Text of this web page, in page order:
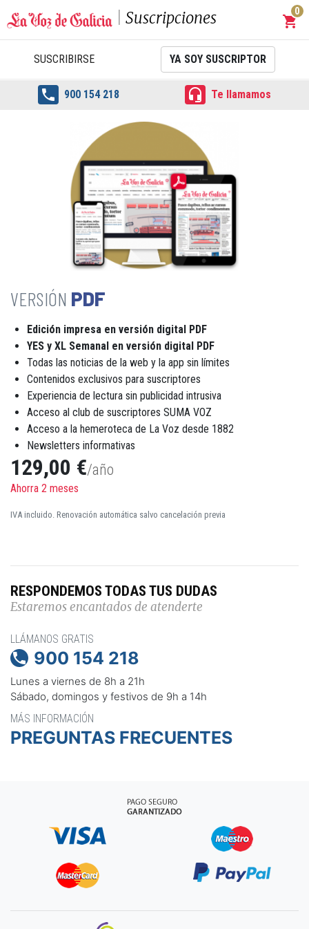
Suscripciones shopping_cart
0
SUSCRIBIRSE YA SOY SUSCRIPTOR
 900 154 218  Te llamamos
PDF
Edición impresa en versión digital PDF
YES y XL Semanal en versión digital PDF
Todas las noticias de la web y la app sin límites
Contenidos exclusivos para suscriptores
Experiencia de lectura sin publicidad intrusiva
Acceso al club de suscriptores SUMA VOZ
Acceso a la hemeroteca de La Voz desde 1882
Newsletters informativas
129,00 €/año
Ahorra 2 meses
IVA incluido. Renovación automática salvo cancelación previa
RESPONDEMOS TODAS TUS DUDAS
Estaremos encantados de atenderte
LLÁMANOS GRATIS
 900 154 218
Lunes a viernes de 8h a 21h
Sábado, domingos y festivos de 9h a 14h
MÁS INFORMACIÓN
PREGUNTAS FRECUENTES